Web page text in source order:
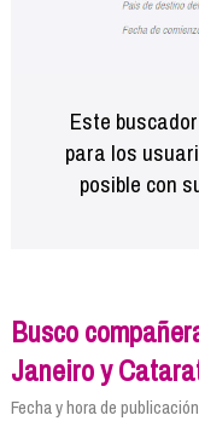
Este
para los
posible con
Busco
Janeiro y
Fecha y hora de